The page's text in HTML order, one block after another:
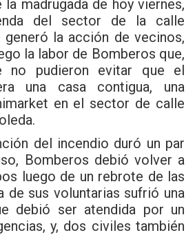
la madrugada de hoy viernes,
del sector de la calle
la acción de vecinos,
la labor de Bomberos que,
no pudieron evitar que el
una casa contigua, una
en el sector de calle
del incendio duró un par
Bomberos debió volver a
luego de un rebrote de las
de sus voluntarias sufrió una
debió ser atendida por un
y, dos civiles también